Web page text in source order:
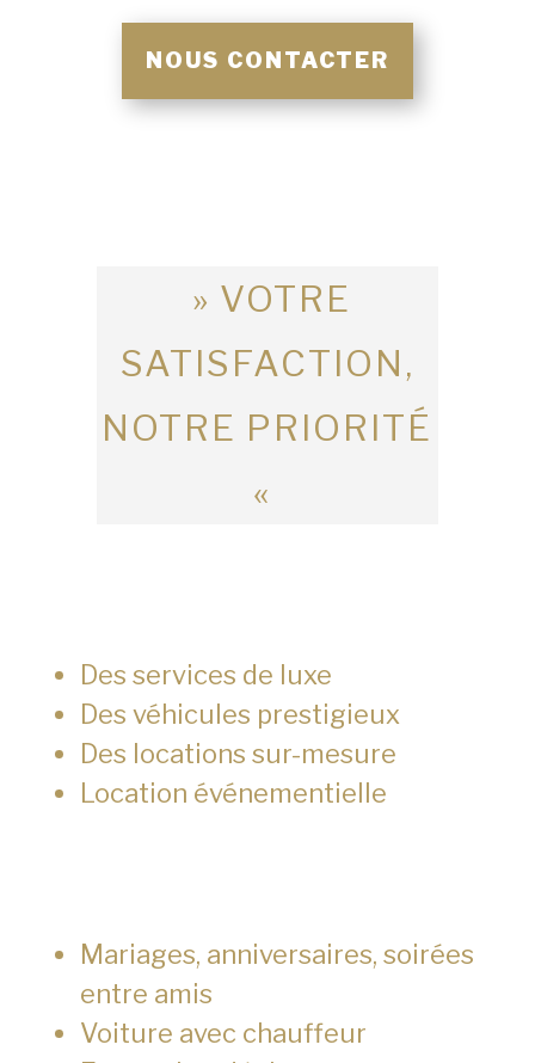
NOUS CONTACTER
» VOTRE
SATISFACTION,
NOTRE PRIORITÉ
«
Des services de luxe
Des véhicules prestigieux
Des locations sur-mesure
Location événementielle
Mariages, anniversaires, soirées
entre amis
Voiture avec chauffeur